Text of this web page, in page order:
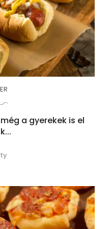
a gyerekek is el